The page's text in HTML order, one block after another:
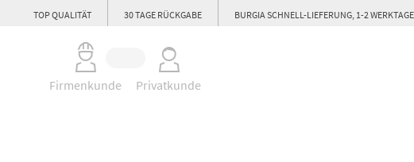
TOP QUALITÄT 30 TAGE RÜCKGABE BURGIA SCHNELL-LIEFERUNG, 1-2 WERKTAGE
Firmenkunde Privatkunde